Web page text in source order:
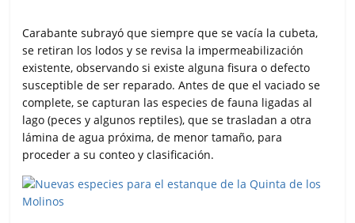
Carabante subrayó que siempre que se vacía la cubeta,
se retiran los lodos y se revisa la impermeabilización
existente, observando si existe alguna fisura o defecto
susceptible de ser reparado. Antes de que el vaciado se
complete, se capturan las especies de fauna ligadas al
lago (peces y algunos reptiles), que se trasladan a otra
lámina de agua próxima, de menor tamaño, para
proceder a su conteo y clasificación.